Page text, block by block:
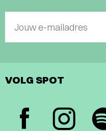
Jouw e-mailadres
VOLG SPOT